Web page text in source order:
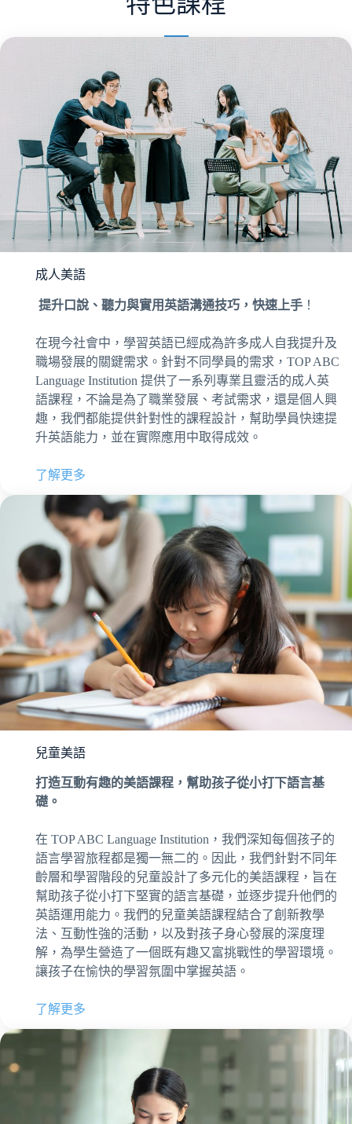
成人美語
提升口說、聽力與實用英語溝通技巧，快速上手 ！
在現今社會中，學習英語已經成為許多成人自我提升及
職場發展的關鍵需求。針對不同學員的需求，TOP ABC
Language Institution 提供了一系列專業且靈活的成人英
語課程，不論是為了職業發展、考試需求，還是個人興
趣，我們都能提供針對性的課程設計，幫助學員快速提
升英語能力，並在實際應用中取得成效。
了解更多
兒童美語
打造互動有趣的美語課程，幫助孩子從小打下語言基
礎。
在 TOP ABC Language Institution，我們深知每個孩子的
語言學習旅程都是獨一無二的。因此，我們針對不同年
齡層和學習階段的兒童設計了多元化的美語課程，旨在
幫助孩子從小打下堅實的語言基礎，並逐步提升他們的
英語運用能力。我們的兒童美語課程結合了創新教學
法、互動性強的活動，以及對孩子身心發展的深度理
解，為學生營造了一個既有趣又富挑戰性的學習環境。
讓孩子在愉快的學習氛圍中掌握英語。
了解更多